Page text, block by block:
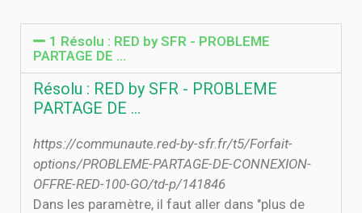
1 Résolu : RED by SFR - PROBLEME
PARTAGE DE …
Résolu : RED by SFR - PROBLEME
PARTAGE DE …
https://communaute.red-by-sfr.fr/t5/Forfait-
options/PROBLEME-PARTAGE-DE-CONNEXION-
OFFRE-RED-100-GO/td-p/141846
Dans les paramètre, il faut aller dans "plus de